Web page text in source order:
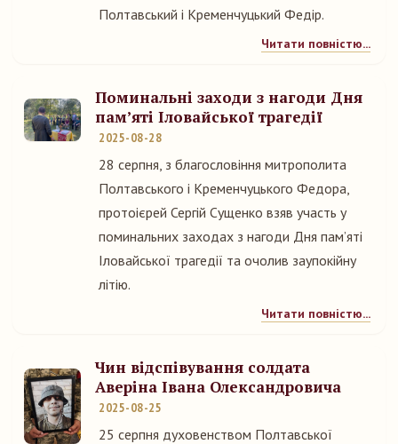
Полтавський і Кременчуцький Федір.
Читати повністю...
Поминальні заходи з нагоди Дня
пам’яті Іловайської трагедії
2025-08-28
28 серпня, з благословіння митрополита
Полтавського і Кременчуцького Федора,
протоієрей Сергій Сущенко взяв участь у
поминальних заходах з нагоди Дня пам’яті
Іловайської трагедії та очолив заупокійну
літію.
Читати повністю...
Чин відспівування солдата
Аверіна Івана Олександровича
2025-08-25
25 серпня духовенством Полтавської